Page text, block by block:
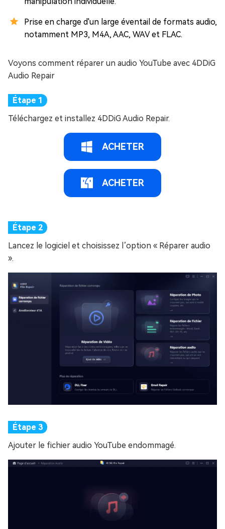
Prise en charge d'un large éventail de formats audio,
notamment MP3, M4A, AAC, WAV et FLAC.
Voyons comment réparer un audio YouTube avec 4DDiG
Audio Repair
Téléchargez et installez 4DDiG Audio Repair.
ACHETER
ACHETER
Lancez le logiciel et choisissez l’option « Réparer audio
».
Ajouter le fichier audio YouTube endommagé.